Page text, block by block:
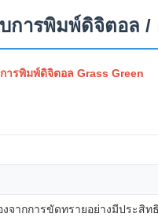
การพิมพ์ดิจิตอล
ารพิมพ์ดิจิตอล Grass Green
งจากการขัดทรายอย่างมีปร